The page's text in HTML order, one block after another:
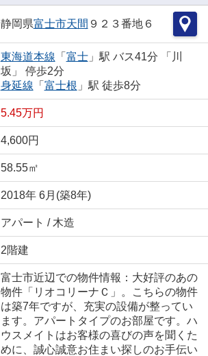
静岡県富士市天間 ９２３番地６
東海道本線 「 富士」駅 バス41分 「川
坂」 停歩2分
身延線 「 富士根 」駅 徒歩8分
5.45万円
4,600円
58.55㎡
2018年 6月(築8年)
アパート / 木造
2階建
富士市近辺での物件情報：大好評のあの
物件「リオコリーナＣ」。こちらの物件
は築7年ですが、充実の設備が整ってい
ます。アパートタイプのお部屋です。ハ
ウスメイトはお客様の喜びの声を聞くた
めに、誠心誠意お住まい探しのお手伝い